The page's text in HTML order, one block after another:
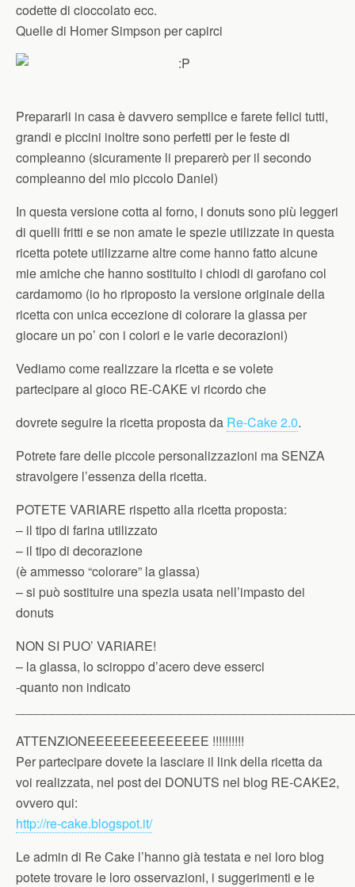
codette di cioccolato ecc.
Quelle di Homer Simpson per capirci
Prepararli in casa è davvero semplice e farete felici tutti,
grandi e piccini inoltre sono perfetti per le feste di
compleanno (sicuramente li preparerò per il secondo
compleanno del mio piccolo Daniel)
In questa versione cotta al forno, i donuts sono più leggeri
di quelli fritti e se non amate le spezie utilizzate in questa
ricetta potete utilizzarne altre come hanno fatto alcune
mie amiche che hanno sostituito i chiodi di garofano col
cardamomo (io ho riproposto la versione originale della
ricetta con unica eccezione di colorare la glassa per
giocare un po’ con i colori e le varie decorazioni)
Vediamo come realizzare la ricetta e se volete
partecipare al gioco RE-CAKE vi ricordo che
dovrete seguire la ricetta proposta da Re-Cake 2.0.
Potrete fare delle piccole personalizzazioni ma SENZA
stravolgere l’essenza della ricetta.
POTETE VARIARE rispetto alla ricetta proposta:
– il tipo di farina utilizzato
– il tipo di decorazione
(è ammesso “colorare” la glassa)
– si può sostituire una spezia usata nell’impasto dei
donuts
NON SI PUO’ VARIARE!
– la glassa, lo sciroppo d’acero deve esserci
-quanto non indicato
ATTENZIONEEEEEEEEEEEEEE !!!!!!!!!!
Per partecipare dovete la lasciare il link della ricetta da
voi realizzata, nel post dei DONUTS nel blog RE-CAKE2,
ovvero qui:
http://re-cake.blogspot.it/
Le admin di Re Cake l’hanno già testata e nei loro blog
potete trovare le loro osservazioni, i suggerimenti e le